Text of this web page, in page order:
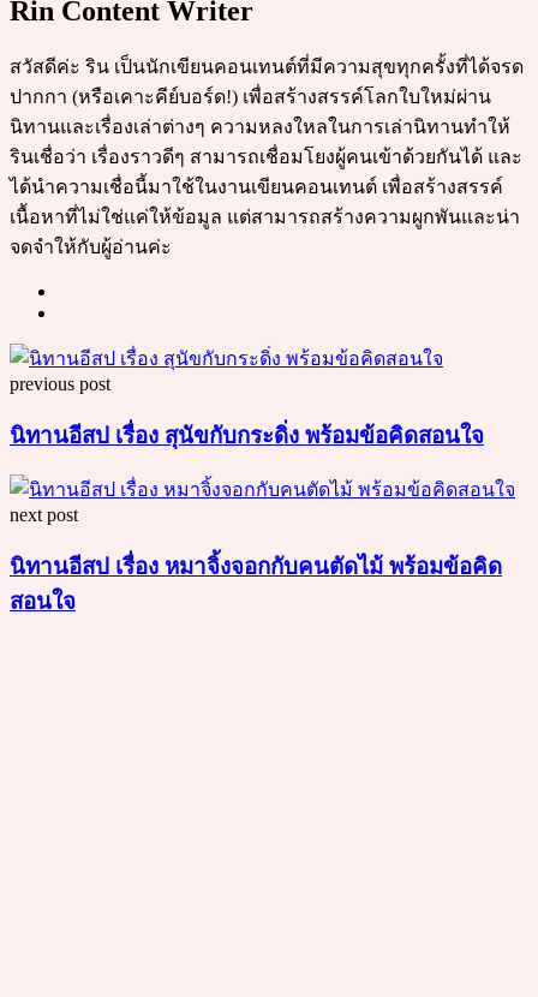
Rin Content Writer
สวัสดีค่ะ ริน เป็นนักเขียนคอนเทนต์ที่มีความสุขทุกครั้งที่ได้จรด
ปากกา (หรือเคาะคีย์บอร์ด!) เพื่อสร้างสรรค์โลกใบใหม่ผ่าน
นิทานและเรื่องเล่าต่างๆ ความหลงใหลในการเล่านิทานทำให้
รินเชื่อว่า เรื่องราวดีๆ สามารถเชื่อมโยงผู้คนเข้าด้วยกันได้ และ
ได้นำความเชื่อนี้มาใช้ในงานเขียนคอนเทนต์ เพื่อสร้างสรรค์
เนื้อหาที่ไม่ใช่แค่ให้ข้อมูล แต่สามารถสร้างความผูกพันและน่า
จดจำให้กับผู้อ่านค่ะ
Post
navigation
previous post
นิทานอีสป เรื่อง สุนัขกับกระดิ่ง พร้อมข้อคิดสอนใจ
next post
นิทานอีสป เรื่อง หมาจิ้งจอกกับคนตัดไม้ พร้อมข้อคิด
สอนใจ